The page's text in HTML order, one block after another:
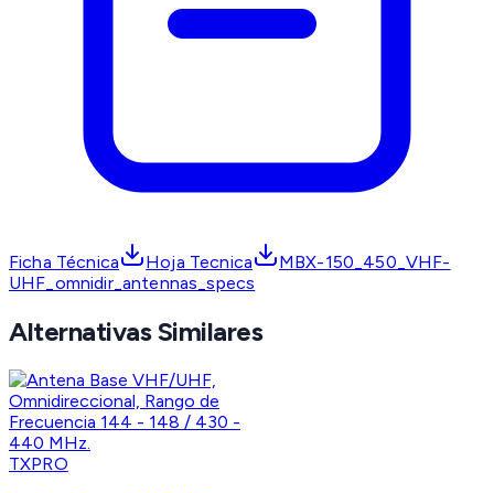
Ficha Técnica Hoja Tecnica
MBX-150_450_VHF-
UHF_omnidir_antennas_specs
Alternativas Similares
TXPRO